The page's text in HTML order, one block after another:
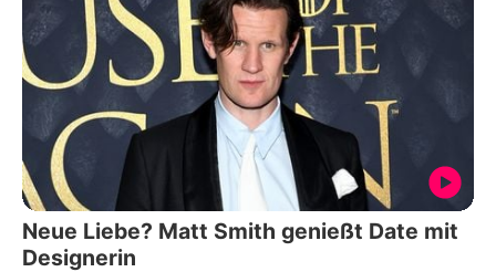
Neue Liebe? Matt Smith genießt Date mit
Designerin